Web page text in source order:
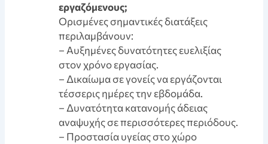
εργαζόμενους;
Ορισμένες σημαντικές διατάξεις
περιλαμβάνουν:
– Αυξημένες δυνατότητες ευελιξίας
στον χρόνο εργασίας.
– Δικαίωμα σε γονείς να εργάζονται
τέσσερις ημέρες την εβδομάδα.
– Δυνατότητα κατανομής άδειας
αναψυχής σε περισσότερες περιόδους.
– Προστασία υγείας στο χώρο